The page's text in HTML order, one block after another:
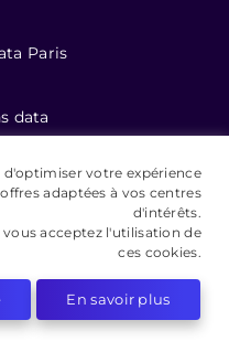
Paris
data
entreprisesvotre expérience
adaptées à vos centres
d'intérêts.
acceptez l'utilisation de
ces cookies.
En savoir plus